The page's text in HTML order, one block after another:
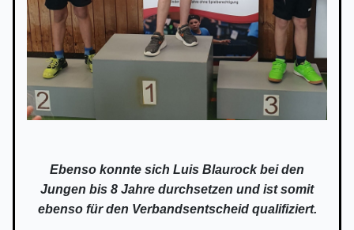
Ebenso konnte sich Luis Blaurock bei den
Jungen bis 8 Jahre durchsetzen und ist somit
ebenso für den Verbandsentscheid qualifiziert.